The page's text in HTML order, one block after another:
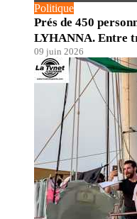
Politique
Prés de 450
LYHANNA. Entre
09 juin 2026